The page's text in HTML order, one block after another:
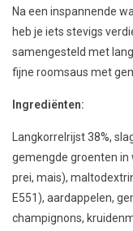
Na een inspannende
heb je iets stevigs
samengesteld met
fijne roomsaus met
Ingrediënten:
Langkorrelrijst 38%,
gemengde groenten in
prei, mais),
E551), aardappelen,
champignons,